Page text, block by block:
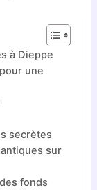
à Dieppe
une
secrètes
sur
fonds